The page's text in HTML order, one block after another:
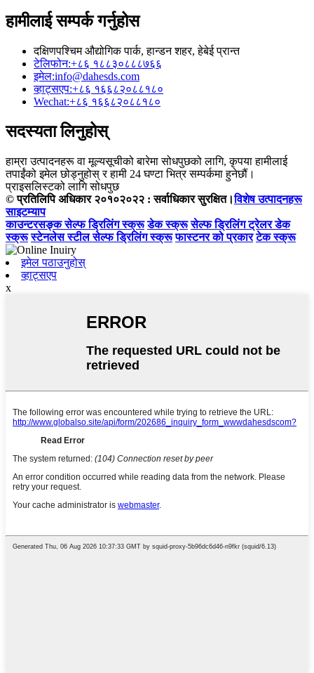
हामीलाई सम्पर्क गर्नुहोस
दक्षिणपश्चिम औद्योगिक पार्क, हान्डन शहर, हेबेई प्रान्त
टेलिफोन:+८६ १८८३०८८८७६६
इमेल:info@dahesds.com
व्हाट्सएप:+८६ १६६८२०८८१८०
Wechat:+८६ १६६८२०८८१८०
सदस्यता लिनुहोस्
हाम्रा उत्पादनहरू वा मूल्यसूचीको बारेमा सोधपुछको लागि, कृपया हामीलाई
तपाईंको इमेल छोड्नुहोस् र हामी 24 घण्टा भित्र सम्पर्कमा हुनेछौं।
प्राइसलिस्टको लागि सोधपुछ
© प्रतिलिपि अधिकार २०१०२०२२ : सर्वाधिकार सुरक्षित।विशेष उत्पादनहरू
साइटम्याप
काउन्टरसङ्क सेल्फ ड्रिलिंग स्क्रू डेक स्क्रू सेल्फ ड्रिलिंग ट्रेलर डेक
स्क्रू स्टेनलेस स्टील सेल्फ ड्रिलिंग स्क्रू फास्टनर को प्रकार टेक स्क्रू
इमेल पठाउनुहोस्
व्हाट्सएप
x